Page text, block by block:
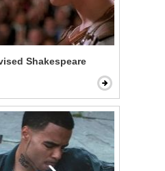
Shakespeare